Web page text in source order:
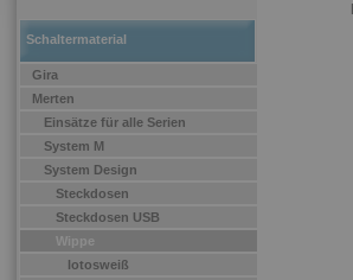
Schaltermaterial
Gira
Merten
Einsätze für alle Serien
System M
System Design
Steckdosen
Steckdosen USB
Wippe
lotosweiß